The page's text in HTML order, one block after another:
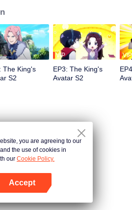
zona recién inaugurada, con
inconclusa y fabricada por sí mismo,
a la cima.
The King's
S2
VIP
EP3: The King's
Avatar S2
VIP
you are agreeing to our
and the use of cookies in
our Cookie Policy.
Accept